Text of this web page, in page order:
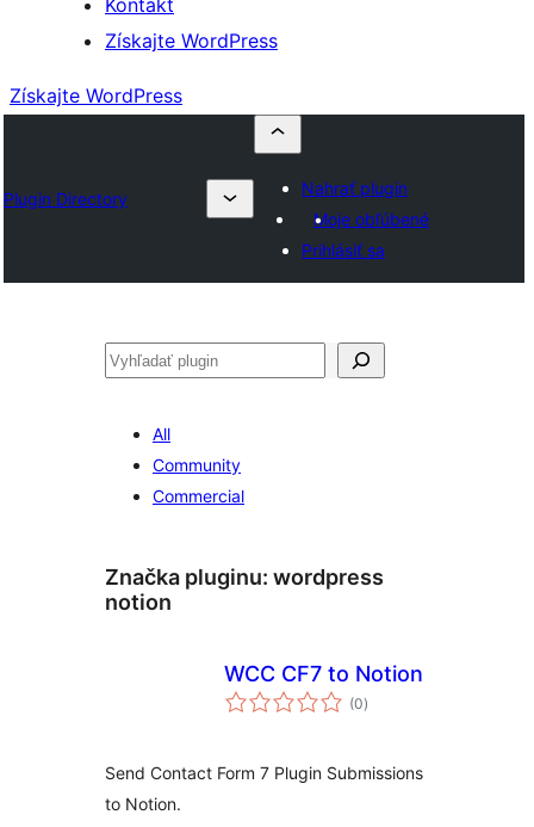
Kontakt
Získajte WordPress
Získajte WordPress
Plugin Directory
Nahrať plugin
Moje obľúbené
Prihlásiť sa
Hľadať
All
Community
Commercial
Značka pluginu: wordpress
notion
WCC CF7 to Notion
(0celkové
hodnotenie
)
Send Contact Form 7 Plugin Submissions
to Notion.